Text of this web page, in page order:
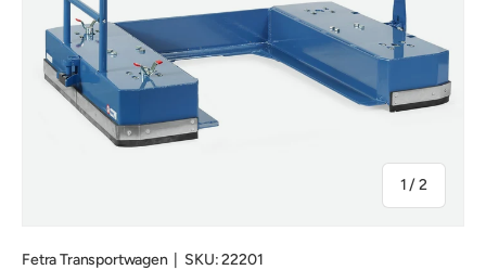
1 /von
2
Fetra Transportwagen| SKU:22201